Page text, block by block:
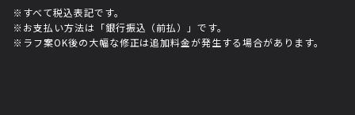
※すべて税込表記です。
※お支払い方法は「銀行振込（前払）」です。
※ラフ案OK後の大幅な修正は追加料金が発生する場合があります。